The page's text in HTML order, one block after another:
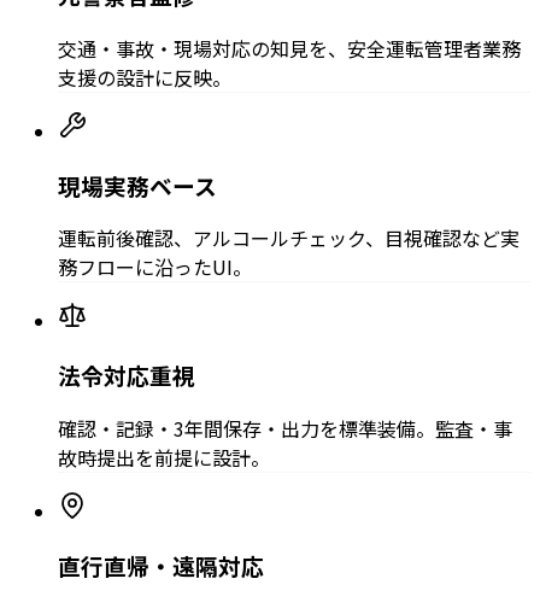
交通・事故・現場対応の知見を、安全運転管理者業務
支援の設計に反映。
現場実務ベース
運転前後確認、アルコールチェック、目視確認など実
務フローに沿ったUI。
法令対応重視
確認・記録・3年間保存・出力を標準装備。監査・事
故時提出を前提に設計。
直行直帰・遠隔対応